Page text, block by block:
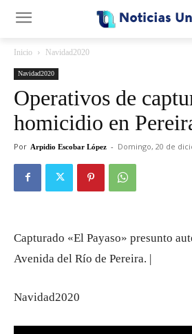
Inicio Navidad2020
Navidad2020
Operativos de
homicidio en
Por Arpidio Escobar López - Domingo, 20 de
Capturado «El Payaso» presunto
Avenida del Río de Pereira. |
Navidad2020